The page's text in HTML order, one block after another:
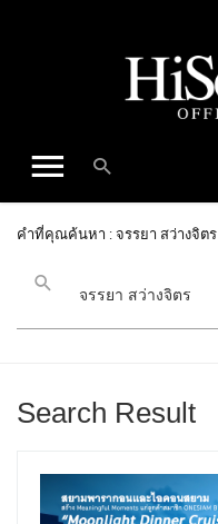
คำที่คุณค้นหา : จรรยา สว่างจิตร
Search Result